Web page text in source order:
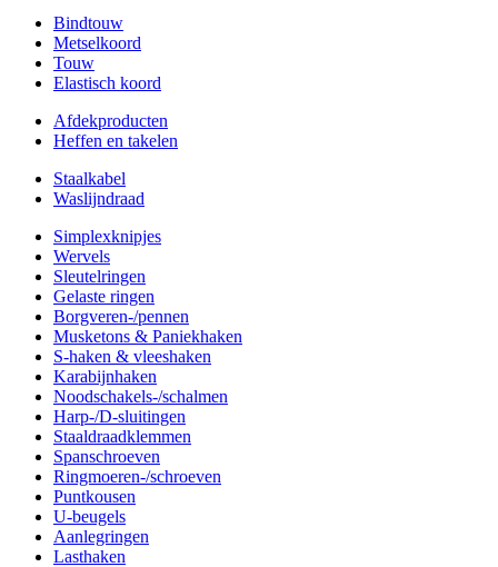
Bindtouw
Metselkoord
Touw
Elastisch koord
Afdekproducten
Heffen en takelen
Staalkabel
Waslijndraad
Simplexknipjes
Wervels
Sleutelringen
Gelaste ringen
Borgveren-/pennen
Musketons & Paniekhaken
S-haken & vleeshaken
Karabijnhaken
Noodschakels-/schalmen
Harp-/D-sluitingen
Staaldraadklemmen
Spanschroeven
Ringmoeren-/schroeven
Puntkousen
U-beugels
Aanlegringen
Lasthaken